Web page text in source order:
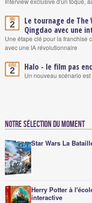
Mai
2
Le tournage de The
Qingdao avec une
Une étape clé pour la franchise
avec une IA révolutionnaire
Avril
2 Halo - le film pas
Un nouveau scénario
Notre sélection du moment
Star Wars La
Herry Potter à
interactive